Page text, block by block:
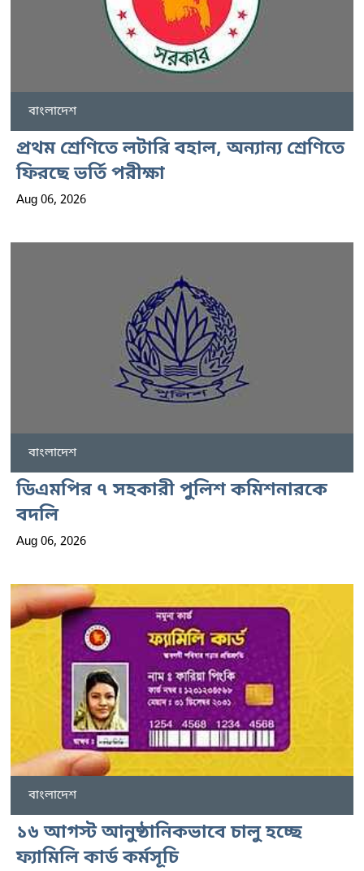
বাংলাদেশ
প্রথম শ্রেণিতে লটারি বহাল, অন্যান্য শ্রেণিতে
ফিরছে ভর্তি পরীক্ষা
Aug 06, 2026
বাংলাদেশ
ডিএমপির ৭ সহকারী পুলিশ কমিশনারকে
বদলি
Aug 06, 2026
বাংলাদেশ
১৬ আগস্ট আনুষ্ঠানিকভাবে চালু হচ্ছে
ফ্যামিলি কার্ড কর্মসূচি